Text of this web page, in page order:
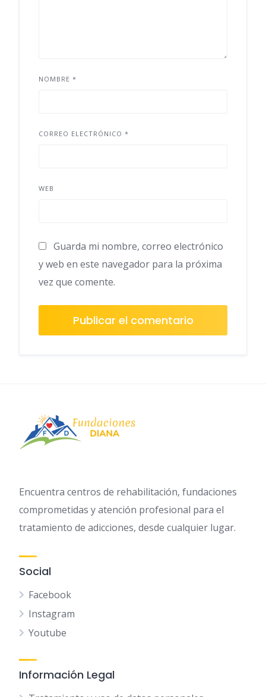
NOMBRE *
CORREO ELECTRÓNICO *
WEB
Guarda mi nombre, correo electrónico
y web en este navegador para la próxima
vez que comente.
Encuentra centros de rehabilitación, fundaciones
comprometidas y atención profesional para el
tratamiento de adicciones, desde cualquier lugar.
Social
Facebook
Instagram
Youtube
Información Legal